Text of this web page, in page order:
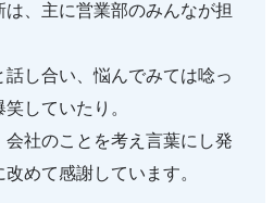
、主に営業部のみんなが担
し合い、悩んでみては唸っ
していたり。
会社のことを考え言葉にし発
めて感謝しています。